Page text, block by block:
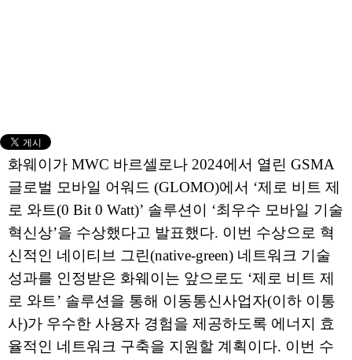
화웨이가 MWC 바르셀로나 2024에서 열린 GSMA
글로벌 모바일 어워드 (GLOMO)에서 ‘제로 비트 제
로 와트(0 Bit 0 Watt)’ 솔루션이 ‘최우수 모바일 기술
혁신상’을 수상했다고 발표했다. 이번 수상으로 혁
신적인 네이티브 그린(native-green) 네트워크 기술
성과를 인정받은 화웨이는 앞으로도 ‘제로 비트 제
로 와트’ 솔루션을 통해 이동통신사업자(이하 이통
사)가 우수한 사용자 경험을 제공하도록 에너지 효
율적인 네트워크 구축을 지원할 계획이다. 이번 수